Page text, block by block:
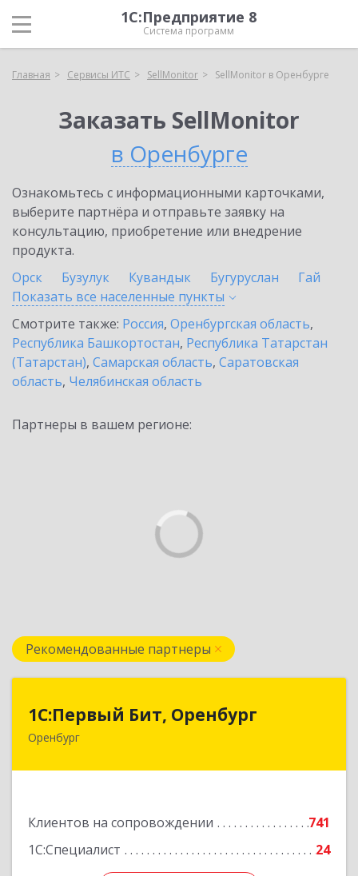
1С:Предприятие 8
Система программ
Главная Сервисы ИТС SellMonitor SellMonitor в Оренбурге
Заказать SellMonitor
в Оренбурге
Ознакомьтесь с информационными карточками,
выберите партнёра и отправьте заявку на
консультацию, приобретение или внедрение
продукта.
Орск
Бузулук Кувандык Бугуруслан
Гай
Показать все населенные пункты
Смотрите также: Россия, Оренбургская область,
Республика Башкортостан, Республика Татарстан
(Татарстан), Самарская область, Саратовская
область, Челябинская область
Партнеры в вашем регионе:
Рекомендованные партнеры
1С:Первый Бит, Оренбург
Оренбург
Клиентов на сопровождении
741
1С:Специалист
24
1С:Первый Бит, Оренбург
460044, Оренбургская обл, Оренбург, Березка